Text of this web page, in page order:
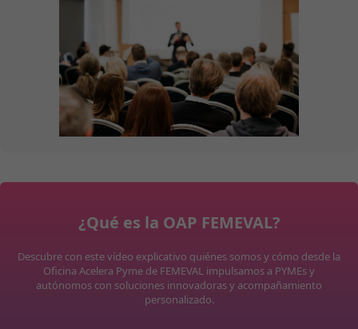
¿Qué es la OAP FEMEVAL?
Descubre con este vídeo explicativo quiénes somos y cómo desde la
Oficina Acelera Pyme de FEMEVAL impulsamos a PYMEs y
autónomos con soluciones innovadoras y acompañamiento
personalizado.